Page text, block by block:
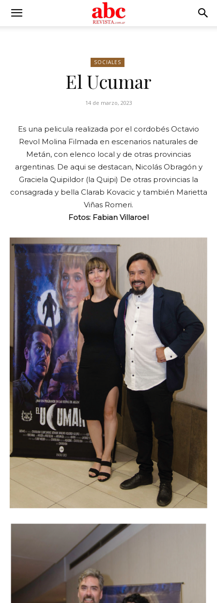
SOCIALES
El Ucumar
14 de marzo, 2023
Es una pelicula realizada por el cordobés Octavio
Revol Molina Filmada en escenarios naturales de
Metán, con elenco local y de otras provincias
argentinas. De aqui se destacan, Nicolás Obragón y
Graciela Quipildor (la Quipi) De otras provincias la
consagrada y bella Clarab Kovacic y también Marietta
Viñas Romeri.
Fotos: Fabian Villaroel